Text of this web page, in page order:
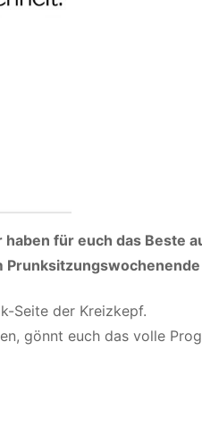
für euch das Beste
Seite der Kreizkepf.
gönnt euch das volle